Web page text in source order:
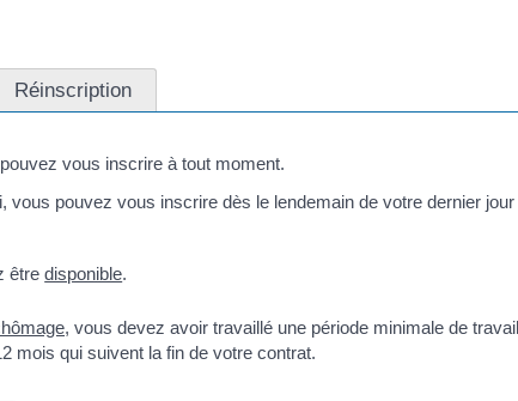
Réinscription
vous inscrire à tout moment.
vous pouvez vous inscrire dès le lendemain de votre dernier jour
êtredisponible.
, vous devez avoir travaillé une période minimale de
mois qui suivent la fin de votre contrat.